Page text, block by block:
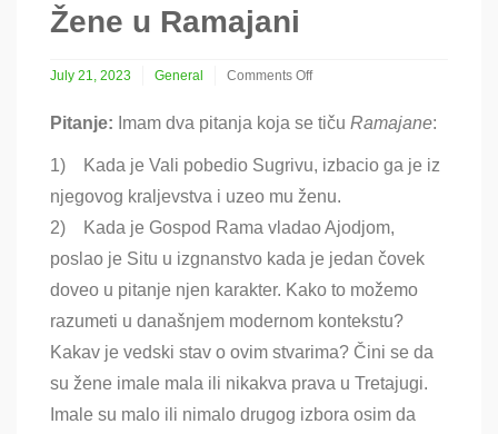
Žene u Ramajani
July 21, 2023 General
Comments Off
Žene
Ramajani
Pitanje: Imam dva pitanja koja se tiču Ramajane:
1) Kada je Vali pobedio Sugrivu, izbacio ga je iz
njegovog kraljevstva i uzeo mu ženu.
2) Kada je Gospod Rama vladao Ajodjom,
poslao je Situ u izgnanstvo kada je jedan čovek
doveo u pitanje njen karakter. Kako to možemo
razumeti u današnjem modernom kontekstu?
Kakav je vedski stav o ovim stvarima? Čini se da
su žene imale mala ili nikakva prava u Tretajugi.
Imale su malo ili nimalo drugog izbora osim da